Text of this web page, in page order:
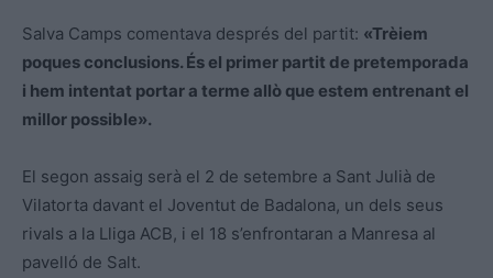
Salva Camps comentava després del partit: «Trèiem
poques conclusions. És el primer partit de pretemporada
i hem intentat portar a terme allò que estem entrenant el
millor possible».
El segon assaig serà el 2 de setembre a Sant Julià de
Vilatorta davant el Joventut de Badalona, un dels seus
rivals a la Lliga ACB, i el 18 s’enfrontaran a Manresa al
pavelló de Salt.